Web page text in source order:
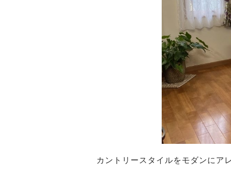
カントリースタイルをモダンにア